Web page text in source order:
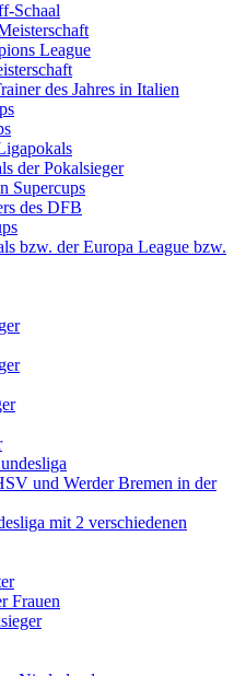
Schaal
League
des Jahres in Italien
der Pokalsieger
Supercups
des DFB
bzw. der Europa League bzw.
und Werder Bremen in der
mit 2 verschiedenen
Frauen